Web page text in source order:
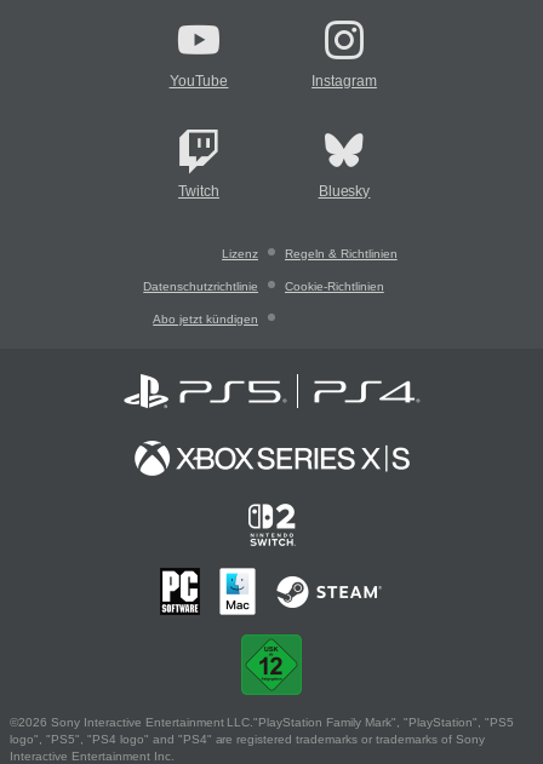
YouTube Instagram
Twitch Bluesky
Lizenz Regeln & Richtlinien
Datenschutzrichtlinie Cookie-Richtlinien
Abo jetzt kündigen
©2026 Sony Interactive Entertainment LLC."PlayStation Family Mark", "PlayStation", "PS5
logo", "PS5", "PS4 logo" and "PS4" are registered trademarks or trademarks of Sony
Interactive Entertainment Inc.